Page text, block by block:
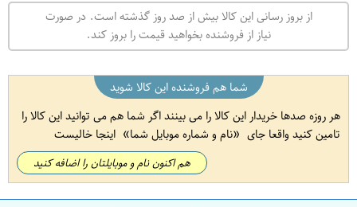
از بروز رسانی این کالا بیش از صد روز گذشته است. در صورت
نیاز از فروشنده بخواهید قیمت را بروز کند.
شما هم فروشنده این کالا شوید
هر روزه صدها خریدار این کالا را می بینند اگر شما هم می توانید این کالا را
تامین کنید واقعا جای
نام و شماره موبایل شما اینجا خالیست
هم اکنون نام و موبایلتان را اضافه کنید